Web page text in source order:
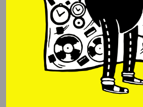
Mostrando artículos